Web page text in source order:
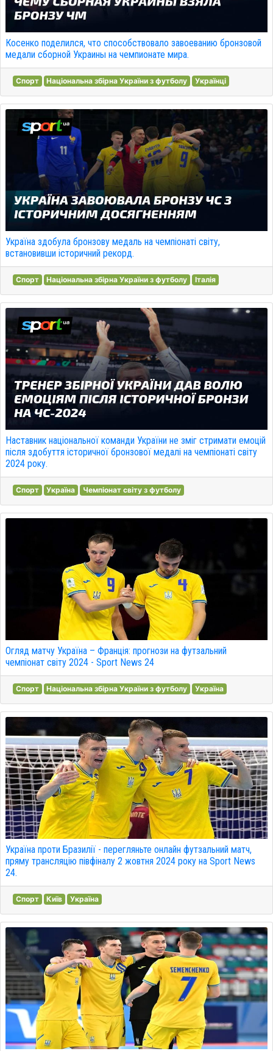
Косенко поделился, что способствовало завоеванию бронзовой
медали сборной Украины на чемпионате мира.
Спорт Національна збірна України з футболу Українці
Україна здобула бронзову медаль на чемпіонаті світу,
встановивши історичний рекорд.
Спорт Національна збірна України з футболу Італія
Наставник національної команди України не зміг стримати емоцій
після здобуття історичної бронзової медалі на чемпіонаті світу
2024 року.
Спорт Україна Чемпіонат світу з футболу
Огляд матчу Україна – Франція: прогнози на футзальний
чемпіонат світу 2024 - Sport News 24
Спорт Національна збірна України з футболу Україна
Україна проти Бразилії - перегляньте онлайн футзальний матч,
пряму трансляцію півфіналу 2 жовтня 2024 року на Sport News
24.
Спорт Київ Україна